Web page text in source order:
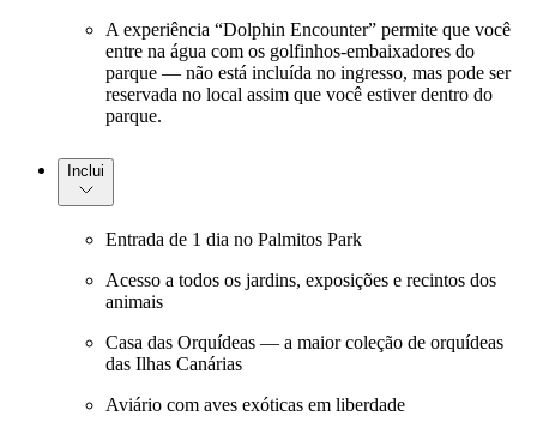
A experiência “Dolphin Encounter” permite que você
entre na água com os golfinhos-embaixadores do
parque — não está incluída no ingresso, mas pode ser
reservada no local assim que você estiver dentro do
parque.
Inclui
Entrada de 1 dia no Palmitos Park
Acesso a todos os jardins, exposições e recintos dos
animais
Casa das Orquídeas — a maior coleção de orquídeas
das Ilhas Canárias
Aviário com aves exóticas em liberdade